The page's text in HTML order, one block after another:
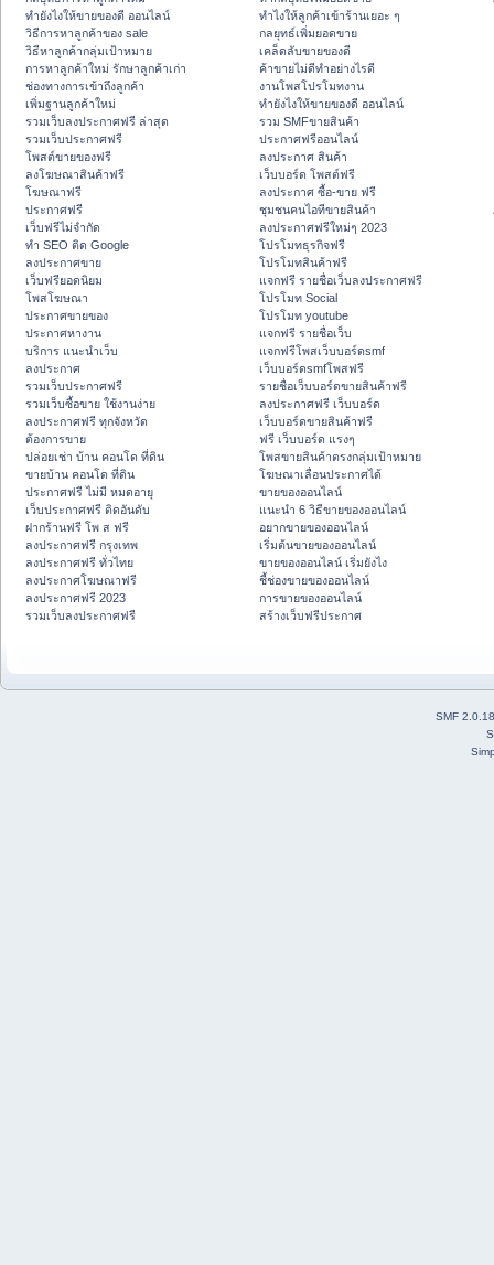
ทํายังไงให้ขายของดี ออนไลน์
วิธีการหาลูกค้าของ sale
วิธีหาลูกค้ากลุ่มเป้าหมาย
การหาลูกค้าใหม่ รักษาลูกค้าเก่า
ช่องทางการเข้าถึงลูกค้า
เพิ่มฐานลูกค้าใหม่
รวมเว็บลงประกาศฟรี ล่าสุด
รวมเว็บประกาศฟรี
โพสต์ขายของฟรี
ลงโฆษณาสินค้าฟรี
โฆษณาฟรี
ประกาศฟรี
เว็บฟรีไม่จำกัด
ทำ SEO ติด Google
ลงประกาศขาย
เว็บฟรียอดนิยม
โพสโฆษณา
ประกาศขายของ
ประกาศหางาน
บริการ แนะนำเว็บ
ลงประกาศ
รวมเว็บประกาศฟรี
รวมเว็บซื้อขาย ใช้งานง่าย
ลงประกาศฟรี ทุกจังหวัด
ต้องการขาย
ปล่อยเช่า บ้าน คอนโด ที่ดิน
ขายบ้าน คอนโด ที่ดิน
ประกาศฟรี ไม่มี หมดอายุ
เว็บประกาศฟรี ติดอันดับ
ฝากร้านฟรี โพ ส ฟรี
ลงประกาศฟรี กรุงเทพ
ลงประกาศฟรี ทั่วไทย
ลงประกาศโฆษณาฟรี
ลงประกาศฟรี 2023
รวมเว็บลงประกาศฟรี
ทําไงให้ลูกค้าเข้าร้านเยอะ ๆ
กลยุทธ์เพิ่มยอดขาย
เคล็ดลับขายของดี
ค้าขายไม่ดีทำอย่างไรดี
งานโพสโปรโมทงาน
ทํายังไงให้ขายของดี ออนไลน์
รวม SMFขายสินค้า
ประกาศฟรีออนไลน์
ลงประกาศ สินค้า
เว็บบอร์ด โพสต์ฟรี
ลงประกาศ ซื้อ-ขาย ฟรี
ชุมชนคนไอทีขายสินค้า
ลงประกาศฟรีใหม่ๆ 2023
โปรโมทธุรกิจฟรี
โปรโมทสินค้าฟรี
แจกฟรี รายชื่อเว็บลงประกาศฟรี
โปรโมท Social
โปรโมท youtube
แจกฟรี รายชื่อเว็บ
แจกฟรีโพสเว็บบอร์ดsmf
เว็บบอร์ดsmfโพสฟรี
รายชื่อเว็บบอร์ดขายสินค้าฟรี
ลงประกาศฟรี เว็บบอร์ด
เว็บบอร์ดขายสินค้าฟรี
ฟรี เว็บบอร์ด แรงๆ
โพสขายสินค้าตรงกลุ่มเป้าหมาย
โฆษณาเลื่อนประกาศได้
ขายของออนไลน์
แนะนำ 6 วิธีขายของออนไลน์
อยากขายของออนไลน์
เริ่มต้นขายของออนไลน์
ขายของออนไลน์ เริ่มยังไง
ชี้ช่องขายของออนไลน์
การขายของออนไลน์
สร้างเว็บฟรีประกาศ
SMF 2.0.18